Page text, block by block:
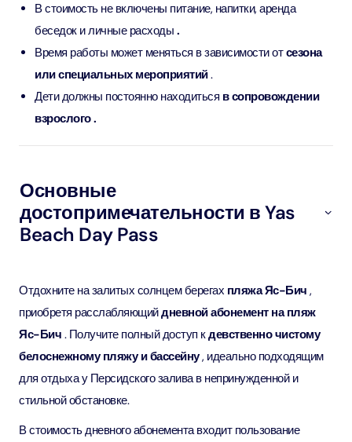
В стоимость не включены питание, напитки, аренда
беседок и личные расходы .
Время работы может меняться в зависимости отсезона
или специальных мероприятий.
Дети должны постоянно находиться в сопровождении
взрослого .
Основные
достопримечательности в Yas
Beach Day Pass
Отдохните на залитых солнцем берегах пляжа Яс-Бич ,
приобретя расслабляющийдневной абонемент на пляж
Яс-Бич . Получите полный доступ кдевственно чистому
белоснежному пляжу и бассейну, идеально подходящим
для отдыха у Персидского залива в непринужденной и
стильной обстановке.
В стоимость дневного абонемента входит пользование